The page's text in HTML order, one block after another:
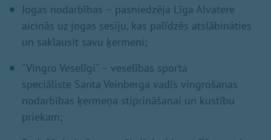
Jogas nodarbības – pasniedzēja Līga Alvatere
aicinās uz jogas sesiju, kas palīdzēs atslābināties
un saklausīt savu ķermeni;
"Vingro Veselīgi" – veselības sporta
speciāliste Santa Veinberga vadīs vingrošanas
nodarbības ķermeņa stiprināšanai un kustību
priekam;